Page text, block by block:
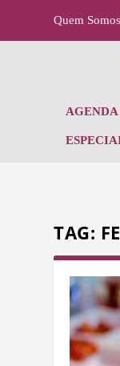
Quem Somos
AGENDA
TAG: